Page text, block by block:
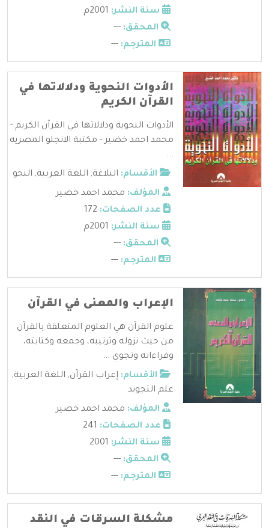
سنة النشر:
المحقق: ---
المترجم: ---
الأدوات النحوية ودلالاتها في
القرآن الكريم
الأدوات النحوية ودلالاتها في القرآن الكريم -
محمد احمد خضير - مكتبة الانجلو المصريه
...
الأقسام: البلاغة, اللغة العربية, النحو
المؤلف: محمد احمد خضير
عدد الصفحات:
سنة النشر:
المحقق: ---
المترجم: ---
الإعراب والمعنى في القرآن
علوم القرآن هي العلوم المتعلقة بالقرآن
من حيث نزوله وترتيبه، وجمعه وكتابته،
وقراءاته وتجوي ...
الأقسام: إعراب القرآن, اللغة العربية,
علم التجويد
المؤلف: محمد احمد خضير
عدد الصفحات:
سنة النشر:
المحقق: ---
المترجم: ---
مشكلة السرقات في النقد